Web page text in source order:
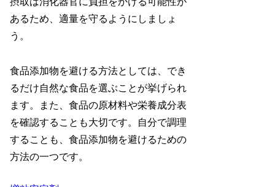
あるため、適量を守るようにしましょ
う。
食品添加物を避ける方法としては、でき
るだけ自然な食品を選ぶことが挙げられ
ます。また、食品の原材料や栄養成分表
を確認することも大切です。自分で調理
することも、食品添加物を避けるための
方法の一つです。